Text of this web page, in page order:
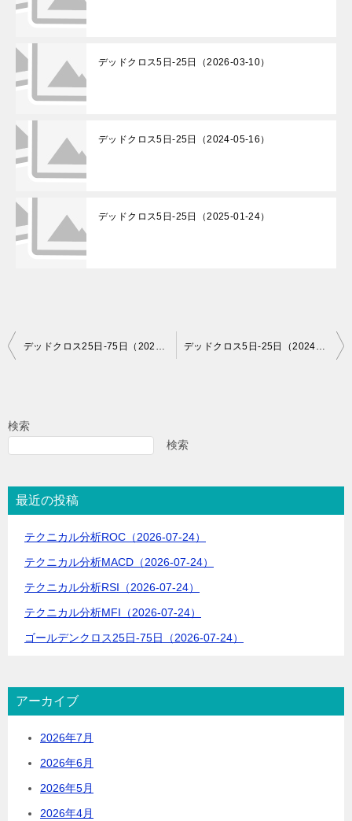
デッドクロス5日-25日（2026-03-10）
デッドクロス5日-25日（2024-05-16）
デッドクロス5日-25日（2025-01-24）
投
ビ
シ
ョ
デッドクロス25日-75日（2024-05-16） デッドクロス5日-25日（2024-05-17）
検索
検索
最近の投稿
テクニカル分析ROC（2026-07-24）
テクニカル分析MACD（2026-07-24）
テクニカル分析RSI（2026-07-24）
テクニカル分析MFI（2026-07-24）
ゴールデンクロス25日-75日（2026-07-24）
アーカイブ
2026年7月
2026年6月
2026年5月
2026年4月